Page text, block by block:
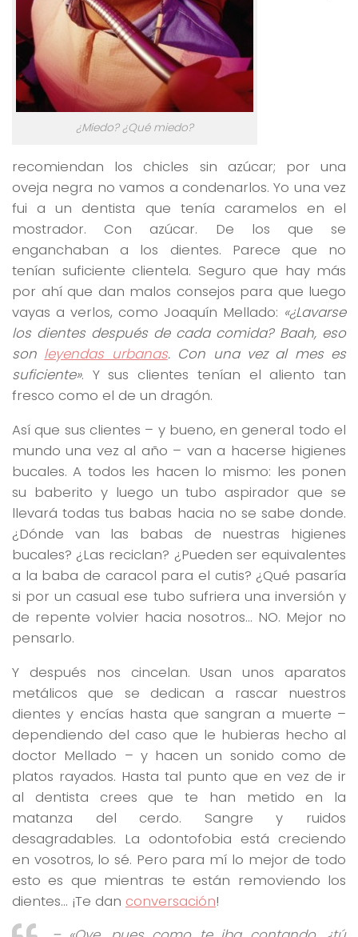
¿Miedo? ¿Qué miedo?
recomiendan los chicles sin azúcar; por una
oveja negra no vamos a condenarlos. Yo una vez
fui a un dentista que tenía caramelos en el
mostrador. Con azúcar. De los que se
enganchaban a los dientes. Parece que no
tenían suficiente clientela. Seguro que hay más
por ahí que dan malos consejos para que luego
vayas a verlos, como Joaquín Mellado: «¿Lavarse
los dientes después de cada comida? Baah, eso
son leyendas urbanas. Con una vez al mes es
suficiente». Y sus clientes tenían el aliento tan
fresco como el de un dragón.
Así que sus clientes – y bueno, en general todo el
mundo una vez al año – van a hacerse higienes
bucales. A todos les hacen lo mismo: les ponen
su baberito y luego un tubo aspirador que se
llevará todas tus babas hacia no se sabe donde.
¿Dónde van las babas de nuestras higienes
bucales? ¿Las reciclan? ¿Pueden ser equivalentes
a la baba de caracol para el cutis? ¿Qué pasaría
si por un casual ese tubo sufriera una inversión y
de repente volvier hacia nosotros… NO. Mejor no
pensarlo.
Y después nos cincelan. Usan unos aparatos
metálicos que se dedican a rascar nuestros
dientes y encías hasta que sangran a muerte –
dependiendo del caso que le hubieras hecho al
doctor Mellado – y hacen un sonido como de
platos rayados. Hasta tal punto que en vez de ir
al dentista crees que te han metido en la
matanza del cerdo. Sangre y ruidos
desagradables. La odontofobia está creciendo
en vosotros, lo sé. Pero para mí lo mejor de todo
esto es que mientras te están removiendo los
dientes… ¡Te dan conversación!